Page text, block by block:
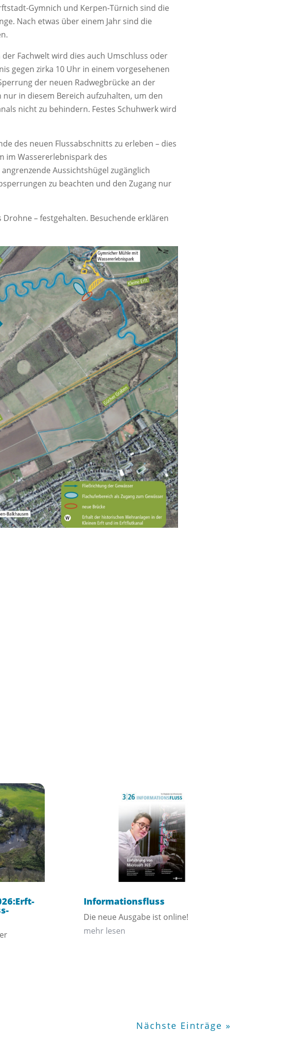
Gymnich und Kerpen-Türnich sind die
Nach etwas über einem Jahr sind die
Fachwelt wird dies auch Umschluss oder
gegen zirka 10 Uhr in einem vorgesehenen
der neuen Radwegbrücke an der
in diesem Bereich aufzuhalten, um den
nicht zu behindern. Festes Schuhwerk wird
des neuen Flussabschnitts zu erleben – dies
im Wassererlebnispark des
Aussichtshügel zugänglich
zu beachten und den Zugang nur
– festgehalten. Besuchende erklären
Informationsfluss
Die neue Ausgabe ist online!
mehr lesen
Nächste Einträge »